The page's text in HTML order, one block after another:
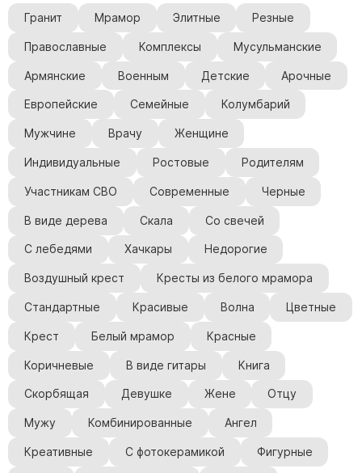
Гранит Мрамор Элитные Резные
Православные Комплексы Мусульманские
Армянские Военным Детские Арочные
Европейские Семейные Колумбарий
Мужчине Врачу Женщине
Индивидуальные Ростовые Родителям
Участникам СВО Современные Черные
В виде дерева Скала Со свечей
С лебедями Хачкары Недорогие
Воздушный крест Кресты из белого мрамора
Стандартные Красивые Волна Цветные
Крест Белый мрамор Красные
Коричневые В виде гитары Книга
Скорбящая Девушке Жене Отцу
Мужу Комбинированные Ангел
Креативные С фотокерамикой Фигурные